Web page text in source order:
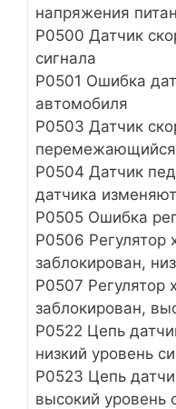
напряжения
Р0500 Датчик
сигнала
Р0501 Ошибка
автомобиля
Р0503 Датчик
перемежающийся
Р0504 Датчик
датчика
Р0505 Ошибка
Р0506 Регулятор
заблокирован,
Р0507 Регулятор
заблокирован,
P0522 Цепь
низкий уровень
P0523 Цепь
высокий уровень